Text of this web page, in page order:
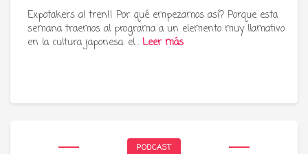
Expotakers al tren!! Por qué empezamos así? Porque esta
semana traemos al programa a un elemento muy llamativo
en la cultura japonesa: el… Leer más
PODCAST